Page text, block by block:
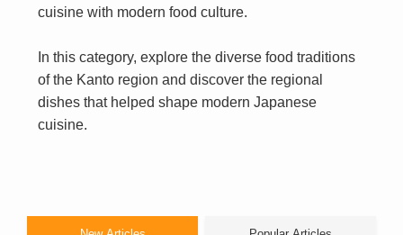
cuisine with modern food culture.
In this category, explore the diverse food traditions
of the Kanto region and discover the regional
dishes that helped shape modern Japanese
cuisine.